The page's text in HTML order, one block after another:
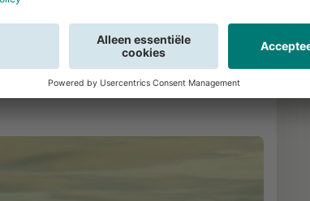
voor je gezondheid en wordt gebruikt
tijdens je IJsland-roadtrip.
van IJsland ligt het rustigere maar ook